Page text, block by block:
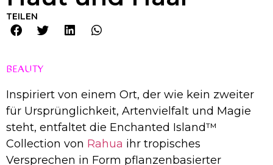
TEILEN
BEAUTY
Inspiriert von einem Ort, der wie kein zweiter
für Ursprünglichkeit, Artenvielfalt und Magie
steht, entfaltet die Enchanted Island™
Collection von Rahua ihr tropisches
Versprechen in Form pflanzenbasierter